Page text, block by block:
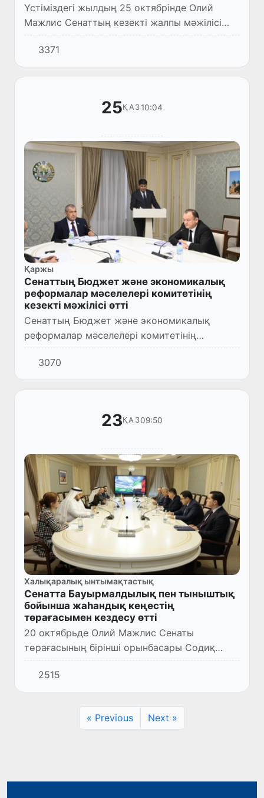
Үстіміздегі жылдың 25 октябрінде Олий
Мажлис Сенаттың кезекті жалпы мәжілісі
алдынан Жастар, мәдениет және спорт
мәселелері комитетінің жиналысы өтті.
3371
25ҚАЗ10:04
Қаржы
Сенаттың Бюджет және экономикалық
реформалар мәселелері комитетінің
кезекті мәжілісі өтті
Сенаттың Бюджет және экономикалық
реформалар мәселелері комитетінің
кезектегі мәжілісі өтті, онда салық және
бюджет заңдылығын жетілдіруге байланысты
Өзбекстан Республикасының кейб...
3070
23ҚАЗ09:50
Халықаралық ынтымақтастық
Сенатта Бауырмалдылық пен тыныштық
бойынша жаһандық кеңестің
төрағасымен кездесу өтті
20 октябрьде Олий Мажлис Сенаты
төрағасының бірінші орынбасары Содиқ
Сафоев Бауырмалдылық пен тыныштық
бойынша жаһандық кеңестің президенті
Ахмад бин Мухаммад Ал-Жарвонмен сұхбат
2515
« Previous Next »